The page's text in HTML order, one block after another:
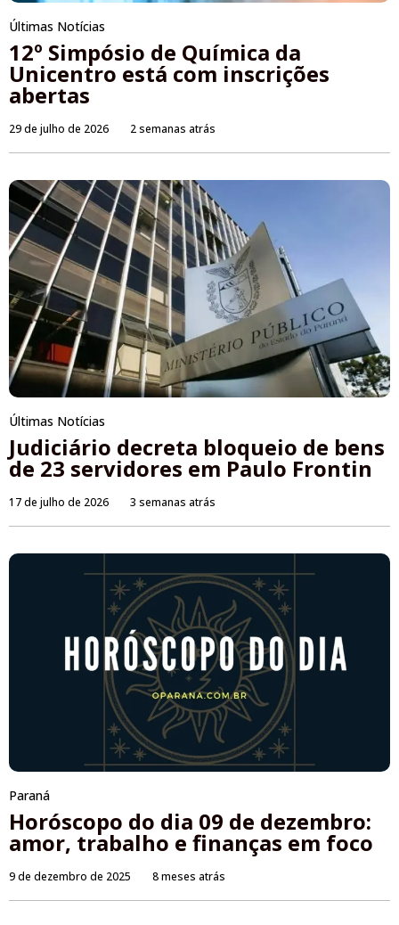
Últimas Notícias
12º Simpósio de Química da
Unicentro está com inscrições
abertas
29 de julho de 2026 2 semanas atrás
Últimas Notícias
Judiciário decreta bloqueio de bens
de 23 servidores em Paulo Frontin
17 de julho de 2026 3 semanas atrás
Paraná
Horóscopo do dia 09 de dezembro:
amor, trabalho e finanças em foco
9 de dezembro de 2025 8 meses atrás